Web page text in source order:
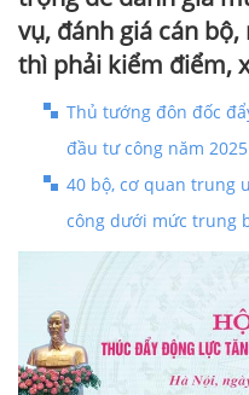
vụ, đánh giá cán
thì phải kiểm điểm,
Thủ tướng đôn đốc
đầu tư công năm 2025
40 bộ, cơ quan trung
công dưới mức trung